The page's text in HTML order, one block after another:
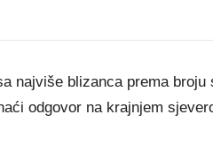
najviše blizanca prema broju
odgovor na krajnjem